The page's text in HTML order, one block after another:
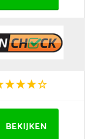
BEKIJKEN